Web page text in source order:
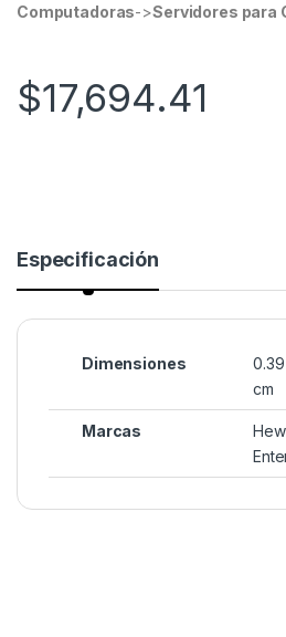
Computadoras->Servidores para
$17,694.41
Especificación
Dimensiones
0.39
cm
Marcas